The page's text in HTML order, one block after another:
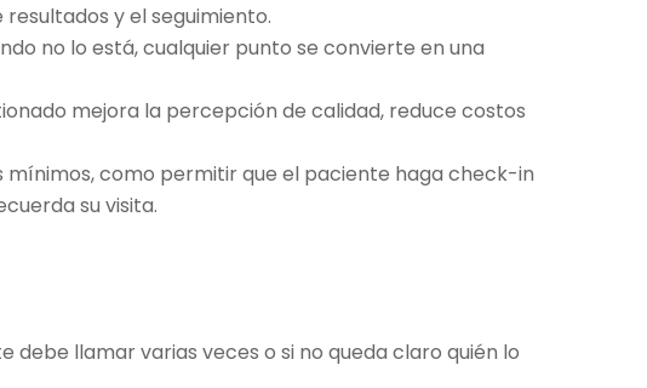
y el seguimiento.
no lo está, cualquier punto se convierte en una
mejora la percepción de calidad, reduce costos
mínimos, como permitir que el paciente haga check-in
su visita.
debe llamar varias veces o si no queda claro quién lo